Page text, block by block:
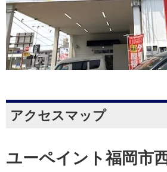
アクセスマップ
ユーペイント福岡市